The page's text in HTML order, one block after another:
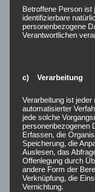
Telefonnummer +49
Rücksendung
ermöglichen Sie uns
4.5 genannten
die wirksame
5. Preise und
5.1 Die auf den
enthalten die
sonstige
5.2 Es entstehen,
Versandkosten
60,00€ Warenwert
Betroffene Person ist
identifizierbare
personenbezogene
Verantwortlichen
c) Verarbeitung
Verarbeitung ist jeder
automatisierter
jede solche
personenbezogenen
Erfassen, die
Speicherung, die
Auslesen, das
Offenlegung durch
andere Form der
Verknüpfung, die
Vernichtung.